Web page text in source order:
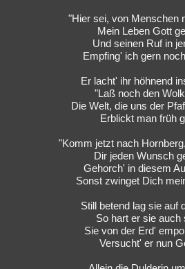
"Hier sei, von Menschen
Mein Leben Gott
Und seinen Ruf in
Empfing' ich gern
Er lacht' ihr höhnend
"Laß noch den
Die Welt, die uns der
Erblickt man früh
"Komm jetzt nach
Dir jeden Wunsch
Gehorch' in diesem
Sonst zwinget Dich
Still betend lag sie auf
So hart er sie auch
Sie von der Erd'
Versucht' er nun